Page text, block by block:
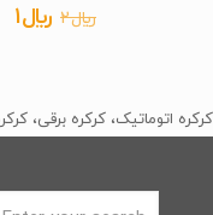
﷼2 قیمت
بود.
﷼1
کرکره اتوماتیک، کرکره برقی،